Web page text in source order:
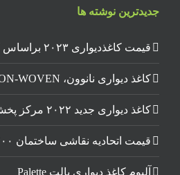
جدیدترین نوشته ها
قیمت کاغذدیواری ۲۰۲۳ براساس کیفیت
کاغذ دیواری نانوون، NON-WOVEN
کاغذ دیواری جدید ۲۰۲۲ مرکز پخش پردیس پایتخت تهران
قیمت اتحادیه نقاشی ساختمان ۱۴۰۰
آلبوم کاغذ دیواری پالت Palette